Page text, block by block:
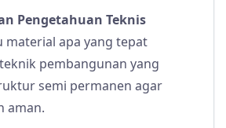
Pengetahuan Teknis
apa yang tepat
pembangunan yang
semi permanen agar
aman.